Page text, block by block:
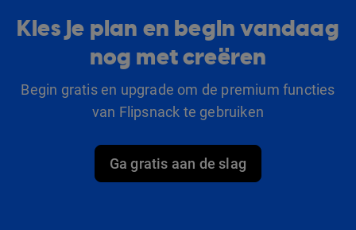
Kies je plan en begin vandaag
nog met creëren
Begin gratis en upgrade om de premium functies
van Flipsnack te gebruiken
Ga gratis aan de slag